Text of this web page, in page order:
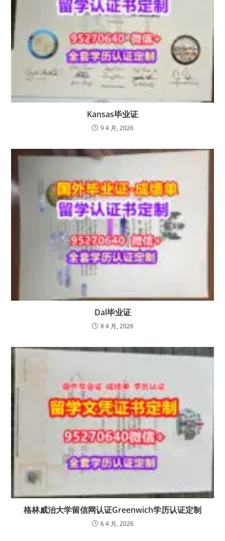
Kansas毕业证
9 4 月, 2026
Dal毕业证
8 4 月, 2026
格林威治大学留信网认证Greenwich学历认证定制
6 4 月, 2026